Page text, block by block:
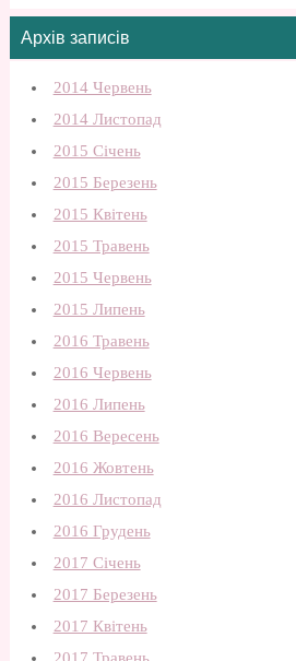
Архів записів
2014 Червень
2014 Листопад
2015 Січень
2015 Березень
2015 Квітень
2015 Травень
2015 Червень
2015 Липень
2016 Травень
2016 Червень
2016 Липень
2016 Вересень
2016 Жовтень
2016 Листопад
2016 Грудень
2017 Січень
2017 Березень
2017 Квітень